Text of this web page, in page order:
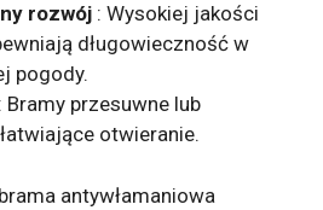
rozwój : Wysokiej jakości
długowieczność w
pogody.
: Bramy przesuwne lub
otwieranie.